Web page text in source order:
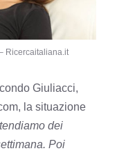
Ricercaitaliana.it
Giuliacci,
la situazione
dei
Poi